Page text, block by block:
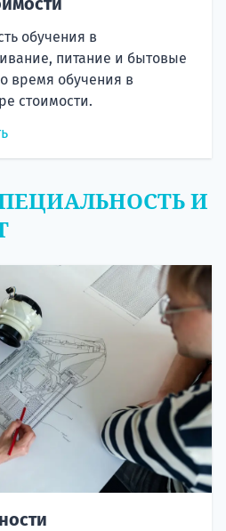
обучения в
питание и бытовые
время обучения в
стоимости.
И